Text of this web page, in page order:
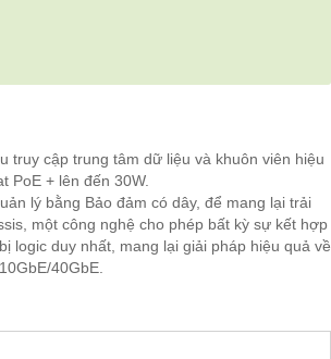
truy cập trung tâm dữ liệu và khuôn viên hiệu
PoE + lên đến 30W.
lý bằng Bảo đảm có dây, để mang lại trải
một công nghệ cho phép bất kỳ sự kết hợp
logic duy nhất, mang lại giải pháp hiệu quả về
40GbE.